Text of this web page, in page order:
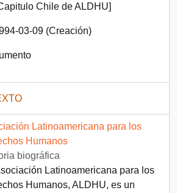
Chile de ALDHU]
03-09 (Creación)
Latinoamericana para los
Humanos
biográfica
Latinoamericana para los
Humanos, ALDHU, es un